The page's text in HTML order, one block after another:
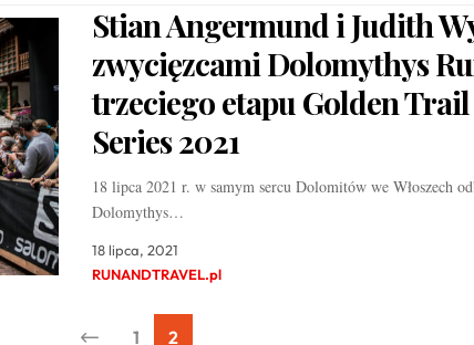
Stian Angermund i Judith
zwycięzcami Dolomythys
trzeciego etapu Golden
Series 2021
18 lipca 2021 r. w samym sercu Dolomitów we Włoszech
Dolomythys…
18 lipca, 2021
RUNANDTRAVEL.pl
1 2